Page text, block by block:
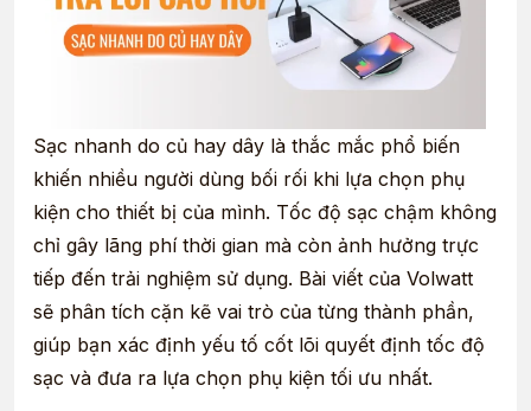
Sạc nhanh do củ hay dây là thắc mắc phổ biến
khiến nhiều người dùng bối rối khi lựa chọn phụ
kiện cho thiết bị của mình. Tốc độ sạc chậm không
chỉ gây lãng phí thời gian mà còn ảnh hưởng trực
tiếp đến trải nghiệm sử dụng. Bài viết của Volwatt
sẽ phân tích cặn kẽ vai trò của từng thành phần,
giúp bạn xác định yếu tố cốt lõi quyết định tốc độ
sạc và đưa ra lựa chọn phụ kiện tối ưu nhất.